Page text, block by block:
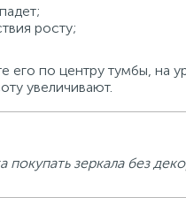
росту;
его по центру тумбы,
увеличивают.
зеркала без